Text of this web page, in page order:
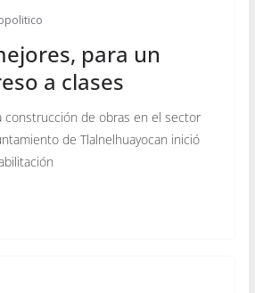
para un
a clases
construcción de obras en el sector
de Tlalnelhuayocan inició